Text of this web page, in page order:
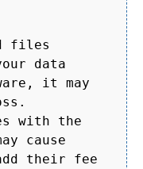
files
data
it may
with the
cause
their fee